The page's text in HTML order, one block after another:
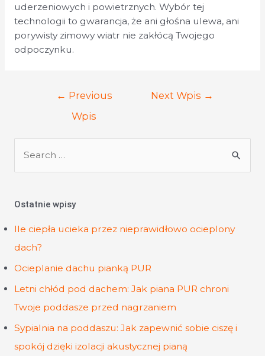
uderzeniowych i powietrznych. Wybór tej
technologii to gwarancja, że ani głośna ulewa, ani
porywisty zimowy wiatr nie zakłócą Twojego
odpoczynku.
← Previous
Wpis
Next Wpis →
e
c
h
f
o
r
:
Ostatnie wpisy
Ile ciepła ucieka przez nieprawidłowo ocieplony
dach?
Ocieplanie dachu pianką PUR
Letni chłód pod dachem: Jak piana PUR chroni
Twoje poddasze przed nagrzaniem
Sypialnia na poddaszu: Jak zapewnić sobie ciszę i
spokój dzięki izolacji akustycznej pianą